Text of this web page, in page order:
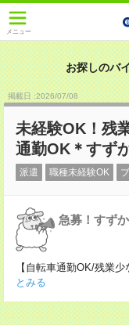
メニュー
お探しのバ
掲載日 :2026/07/08
未経験OK！残
通勤OK＊すず
派遣 職種未経験OK
急募！すず
【自転車通勤OK/残業
とみる